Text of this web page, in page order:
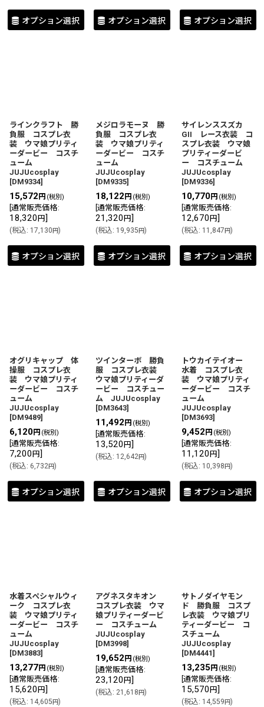
オプション選択 オプション選択 オプション選択
ラインクラフト 勝
負服 コスプレ衣
装 ウマ娘プリティ
ーダービー コスチ
ューム
JUJUcosplay
[DM9334]
15,572 円 (税別)
通常販売価格:
18,320 円]
(税込: 17,130円)
オプション選択
メジロラモーヌ 勝
負服 コスプレ衣
装 ウマ娘プリティ
ーダービー コスチ
ューム
JUJUcosplay
[DM9335]
18,122 円 (税別)
通常販売価格:
21,320 円]
(税込: 19,935円)
オプション選択
サイレンススズカ
GII レース衣装 コ
スプレ衣装 ウマ娘
プリティーダービ
ー コスチューム
JUJUcosplay
[DM9336]
10,770円 (税別)
通常販売価格:
12,670 円]
(税込: 11,847円)
オプション選択
オグリキャップ 体
操服 コスプレ衣
装 ウマ娘プリティ
ーダービー コスチ
ューム
JUJUcosplay
[DM9489]
6,120円 (税別)
通常販売価格:
7,200 円]
(税込: 6,732円)
オプション選択
ツインターボ 勝負
服 コスプレ衣装
ウマ娘プリティーダ
ービー コスチュー
ム JUJUcosplay
[DM3643]
11,492 円 (税別)
通常販売価格:
13,520 円]
(税込: 12,642円)
オプション選択
トウカイテイオー
水着 コスプレ衣
装 ウマ娘プリティ
ーダービー コスチ
ューム
JUJUcosplay
[DM3693]
9,452 円 (税別)
通常販売価格:
11,120 円]
(税込: 10,398円)
オプション選択
水着スペシャルウィ
ーク コスプレ衣
装 ウマ娘プリティ
ーダービー コスチ
ューム
JUJUcosplay
[DM3883]
13,277円 (税別)
通常販売価格:
15,620 円]
(税込: 14,605円)
アグネスタキオン
コスプレ衣装 ウマ
娘プリティーダービ
ー コスチューム
JUJUcosplay
[DM3998]
19,652 円 (税別)
通常販売価格:
23,120 円]
(税込: 21,618円)
サトノダイヤモン
ド 勝負服 コスプ
レ衣装 ウマ娘プリ
ティーダービー コ
スチューム
JUJUcosplay
[DM4441]
13,235 円 (税別)
通常販売価格:
15,570 円]
(税込: 14,559円)